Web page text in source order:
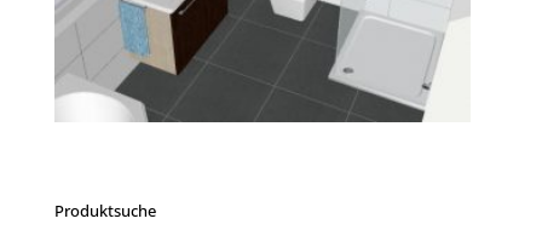
Produktsuche